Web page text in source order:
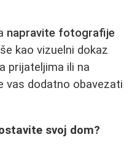
napravite fotografije
kao vizuelni dokaz
prijateljima ili na
vas dodatno obavezati
svoj dom?